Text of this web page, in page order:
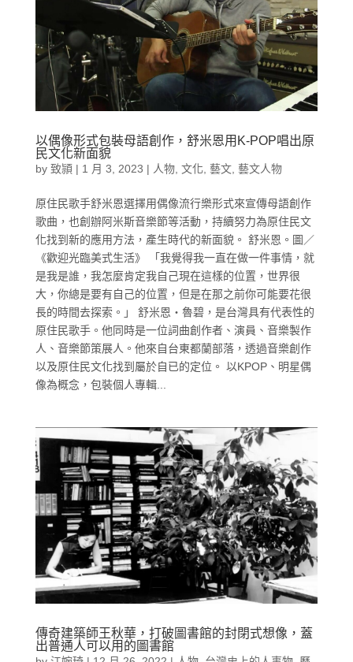
以偶像形式包裝母語創作，舒米恩用K-POP唱出原
民文化新面貌
by 致頴| 1 月 3, 2023 | 人物, 文化, 藝文, 藝文人物
原住民歌手舒米恩選擇用偶像流行樂形式來宣傳母語創作
歌曲，也創辦阿米斯音樂節等活動，持續努力為原住民文
化找到新的應用方法，產生時代的新面貌。 舒米恩。圖／
《歡迎光臨美式生活》 「我覺得我一直在做一件事情，就
是我是誰，我怎麼肯定我自己現在這樣的位置，世界很
大，你總是要有自己的位置，但是在那之前你可能要花很
長的時間去探索。」 舒米恩‧魯碧，是台灣具有代表性的
原住民歌手。他同時是一位詞曲創作者、演員、音樂製作
人、音樂節策展人。他來自台東都蘭部落，透過音樂創作
以及原住民文化找到屬於自已的定位。 以KPOP、明星偶
像為概念，包裝個人專輯...
傳奇建築師王秋華，打破圖書館的封閉式想像，蓋
出普通人可以用的圖書館